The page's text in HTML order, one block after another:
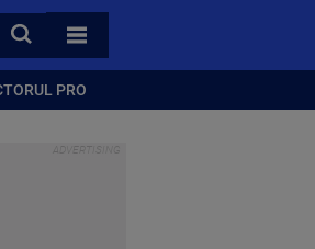
CAUTA
TOATE CATEGORIILE
PRO